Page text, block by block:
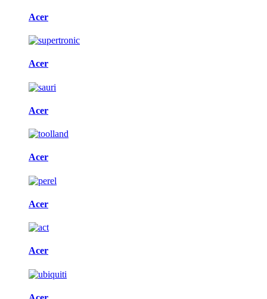
Acer
Acer
Acer
Acer
Acer
Acer